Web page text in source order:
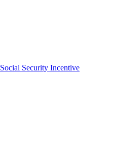
Social Security Incentive